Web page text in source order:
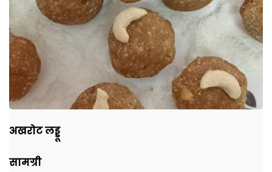
अखरोट लड्डू
सामग्री